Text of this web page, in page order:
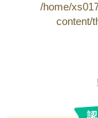
/home/
content/